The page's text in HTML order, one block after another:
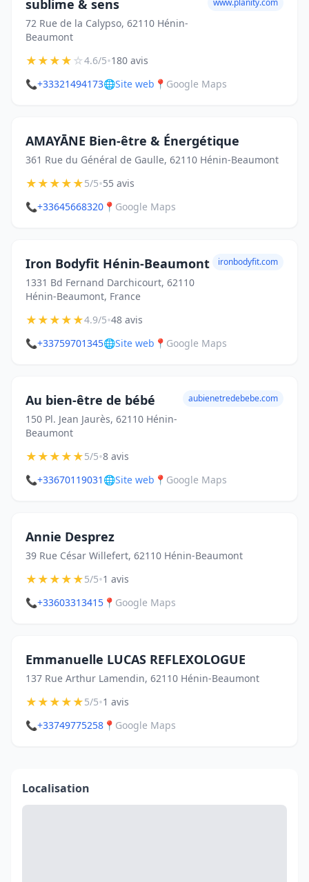
sublime & sens
72 Rue de la Calypso, 62110 Hénin-
Beaumont
www.planity.com
★★★★☆4.6/5•180 avis
📞+33321494173🌐Site web 📍 Google Maps
AMAYĀNE Bien-être & Énergétique
361 Rue du Général de Gaulle, 62110 Hénin-Beaumont
★★★★★5/5•55 avis
📞+33645668320 📍 Google Maps
Iron Bodyfit Hénin-Beaumont
1331 Bd Fernand Darchicourt, 62110
Hénin-Beaumont, France
ironbodyfit.com
★★★★★4.9/5•48 avis
📞+33759701345🌐Site web 📍 Google Maps
Au bien-être de bébé
150 Pl. Jean Jaurès, 62110 Hénin-
Beaumont
aubienetredebebe.com
★★★★★5/5•8 avis
📞+33670119031 🌐Site web 📍 Google Maps
Annie Desprez
39 Rue César Willefert, 62110 Hénin-Beaumont
★★★★★5/5•1 avis
📞+33603313415 📍 Google Maps
Emmanuelle LUCAS REFLEXOLOGUE
137 Rue Arthur Lamendin, 62110 Hénin-Beaumont
★★★★★5/5•1 avis
📞+33749775258 📍 Google Maps
Localisation